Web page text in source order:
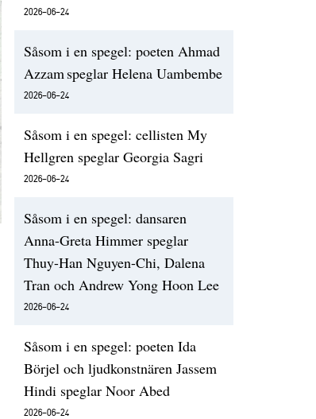
2026-06-24
Såsom i en spegel: poeten Ahmad
Azzam speglar Helena Uambembe
2026-06-24
Såsom i en spegel: cellisten My
Hellgren speglar Georgia Sagri
2026-06-24
Såsom i en spegel: dansaren
Anna-Greta Himmer speglar
Thuy-Han Nguyen-Chi, Dalena
Tran och Andrew Yong Hoon Lee
2026-06-24
Såsom i en spegel: poeten Ida
Börjel och ljudkonstnären Jassem
Hindi speglar Noor Abed
2026-06-24